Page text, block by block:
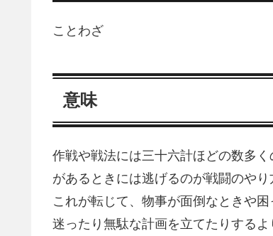
ことわざ
意味
作戦や戦法には三十六計ほどの数多
があるときには逃げるのが戦闘のや
これが転じて、物事が面倒なときや
迷ったり無駄な計画を立てたりする